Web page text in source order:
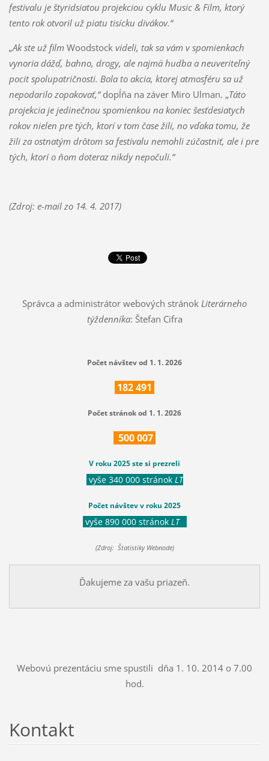
festivalu je štyridsiatou projekciou cyklu Music & Film, ktorý
tento rok otvoril už piatu tisícku divákov.“
„Ak ste už filmWoodstock videli, tak sa vám v spomienkach
vynoria dážď, bahno, drogy, ale najmä hudba a neuveriteľný
pocit spolupatričnosti. Bola to akcia, ktorej atmosféru sa už
nepodarilo zopakovať,“dopĺňa na záver Miro Ulman. „Táto
projekcia je jedinečnou spomienkou na koniec šesťdesiatych
rokov nielen pre tých, ktorí v tom čase žili, no vďaka tomu, že
žili za ostnatým drôtom sa festivalu nemohli zúčastniť, ale i pre
tých, ktorí o ňom doteraz nikdy nepočuli.“
(Zdroj: e-mail zo 14. 4. 2017)
Správca a administrátor webových stránok Literárneho
týždenníka: Štefan Cifra
Počet návštev od 1. 1. 2026
182491
Počet stránok od 1. 1. 2026
500007
V roku 2025 ste si prezreli
vyše 340 000 stránok LT
Počet návštev v roku 2025
vyše 890 000 stránok LT
(Zdroj: Štatistiky Webnode)
Ďakujeme za vašu priazeň.
Webovú prezentáciu sme spustili dňa 1. 10. 2014 o 7.00
hod.
Kontakt